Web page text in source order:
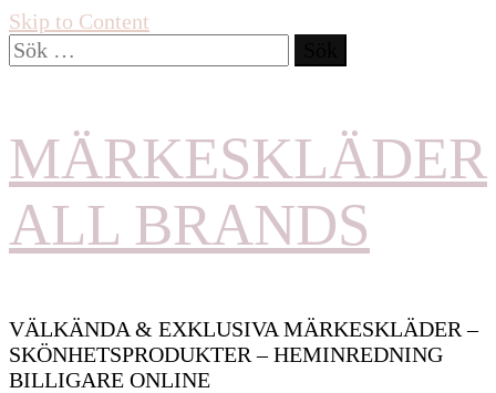
Skip to Content
Sök
efter:
MÄRKESKLÄDER
ALL BRANDS
VÄLKÄNDA & EXKLUSIVA MÄRKESKLÄDER –
SKÖNHETSPRODUKTER – HEMINREDNING
BILLIGARE ONLINE